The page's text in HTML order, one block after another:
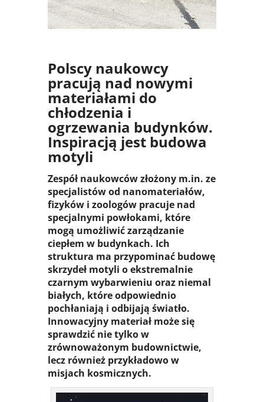
Polscy naukowcy
pracują nad nowymi
materiałami do
chłodzenia i
ogrzewania budynków.
Inspiracją jest budowa
motyli
Zespół naukowców złożony m.in. ze
specjalistów od nanomateriałów,
fizyków i zoologów pracuje nad
specjalnymi powłokami, które
mogą umożliwić zarządzanie
ciepłem w budynkach. Ich
struktura ma przypominać budowę
skrzydeł motyli o ekstremalnie
czarnym wybarwieniu oraz niemal
białych, które odpowiednio
pochłaniają i odbijają światło.
Innowacyjny materiał może się
sprawdzić nie tylko w
zrównoważonym budownictwie,
lecz również przykładowo w
misjach kosmicznych.